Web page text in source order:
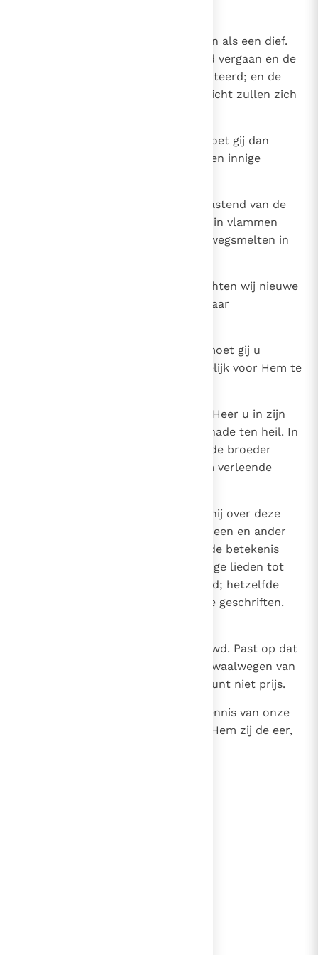
Maar de dag des Heren zal komen als een dief.
Dan zullen de hemelen dreunend vergaan en de
elementen door vuur worden verteerd; en de
aarde en de daden op aarde verricht zullen zich
Wanneer alles zo vergaat, hoe moet gij dan
uitmunten door een heilig leven en innige
de komst verwachtend en verhaastend van de
dag Gods, waardoor de hemelen in vlammen
zullen opgaan en de elementen wegsmelten in
Maar volgens zijn belofte verwachten wij nieuwe
hemelen en een nieuwe aarde, waar
In deze verwachting, geliefden, moet gij u
beijveren onbevlekt en onberispelijk voor Hem te
En beschouwt het uitstel dat de Heer u in zijn
lankmoedigheid gunt, als een genade ten heil. In
deze geest heeft ook onze geliefde broeder
Paulus u geschreven met de hem verleende
evenals in alle brieven, wanneer hij over deze
dingen spreekt. Daarin komt het een en ander
voor dat moeilijk is, en waarvan de betekenis
door onwetende en onstandvastige lieden tot
hun eigen verderf wordt verdraaid; hetzelfde
doen zij trouwens met de overige geschriften.
Vrienden, gij zijt dus gewaarschuwd. Past op dat
gij u niet laat meeslepen op de dwaalwegen van
die goddelozen; geeft uw standpunt niet prijs.
Neemt toe in de genade en de kennis van onze
Heer en Heiland Jezus Christus. Hem zij de eer,